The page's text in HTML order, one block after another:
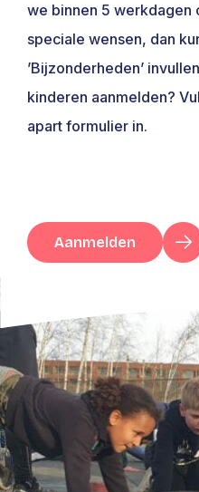
we binnen 5 werkdagen
speciale wensen, dan
’Bijzonderheden’
kinderen aanmelden?
apart formulier in.
Aanmelden